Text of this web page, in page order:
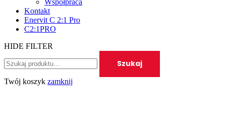
Kontakt
Enervit C 2:1 Pro
C2:1PRO
HIDE FILTER
dla:
Szukaj
Twój koszyk zamknij